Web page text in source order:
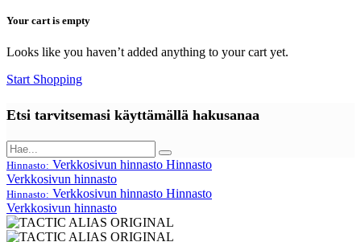
Your cart is empty
Looks like you haven’t added anything to your cart yet.
Start Shopping
Etsi tarvitsemasi käyttämällä hakusanaa
Hinnasto: Verkkosivun hinnasto Hinnasto
Verkkosivun hinnasto
Hinnasto: Verkkosivun hinnasto Hinnasto
Verkkosivun hinnasto